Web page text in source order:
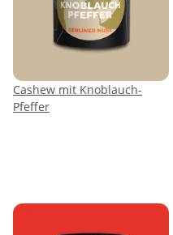
Cashew mit Knoblauch-
Pfeffer